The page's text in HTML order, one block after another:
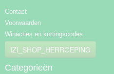
Contact
Voorwaarden
Winacties en kortingscodes
IZI_SHOP_HERROEPING
Categorieën